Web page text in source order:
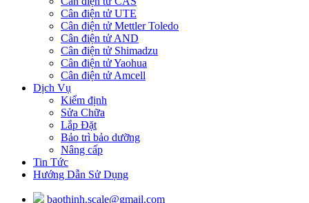
Cân điện tử UTE
Cân điện tử Mettler Toledo
Cân điện tử AND
Cân điện tử Shimadzu
Cân điện tử Yaohua
Cân điện tử Amcell
Dịch Vụ
Kiểm định
Sửa Chữa
Lắp Đặt
Bảo trì bảo dưỡng
Nâng cấp
Tin Tức
Hướng Dẫn Sử Dụng
baothinh.scale@gmail.com